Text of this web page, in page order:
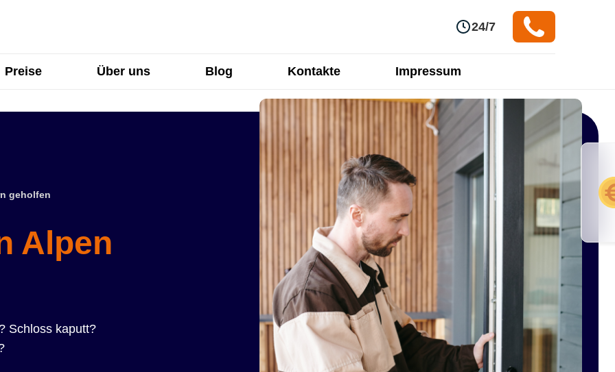
24/7
Preise Über uns Blog Kontakte Impressum
geholfen
Alpen
Schloss kaputt?